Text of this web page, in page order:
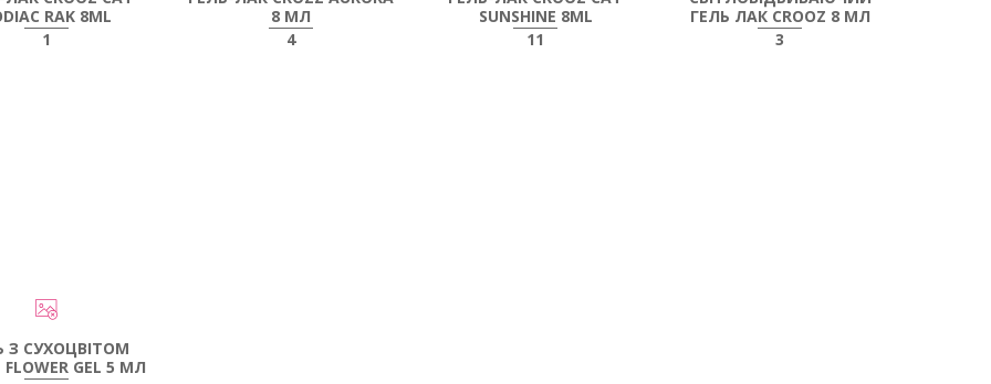
RAK 8ML
1
8 МЛ
4
SUNSHINE 8ML
11
ГЕЛЬ ЛАК CROOZ 8 МЛ
3
З СУХОЦВІТОМ
FLOWER GEL 5 МЛ